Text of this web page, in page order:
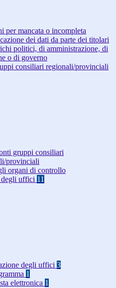
per mancata o incompleta
dei dati da parte dei titolari
politici, di amministrazione, di
o di governo
consiliari regionali/provinciali
gruppi consiliari
provinciali
organi di controllo
uffici 11
degli uffici 3
1
elettronica 1